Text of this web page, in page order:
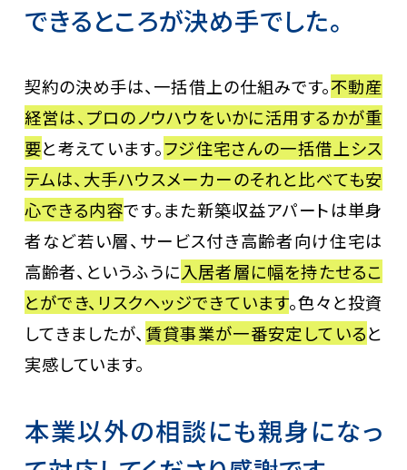
できるところが決め手でした。
契約の決め手は、一括借上の仕組みです。不動産
経営は、プロのノウハウをいかに活用するかが重
要と考えています。フジ住宅さんの一括借上シス
テムは、大手ハウスメーカーのそれと比べても安
心できる内容です。また新築収益アパートは単身
者など若い層、サービス付き高齢者向け住宅は
高齢者、というふうに入居者層に幅を持たせるこ
とができ、リスクヘッジできています。色々と投資
してきましたが、 賃貸事業が一番安定していると
実感しています。
本業以外の相談にも親身になっ